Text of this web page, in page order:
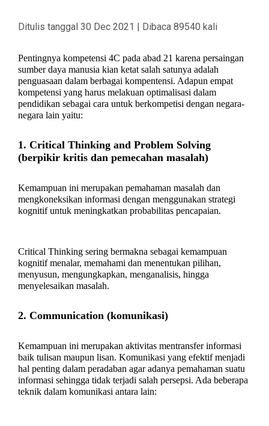
Ditulis tanggal 30 Dec 2021 | Dibaca 89540 kali
Pentingnya kompetensi 4C pada abad 21 karena persaingan
sumber daya manusia kian ketat salah satunya adalah
penguasaan dalam berbagai kompentensi. Adapun empat
kompetensi yang harus melakuan optimalisasi dalam
pendidikan sebagai cara untuk berkompetisi dengan negara-
negara lain yaitu:
1. Critical Thinking and Problem Solving
(berpikir kritis dan pemecahan masalah)
Kemampuan ini merupakan pemahaman masalah dan
mengkoneksikan informasi dengan menggunakan strategi
kognitif untuk meningkatkan probabilitas pencapaian.
Critical Thinking sering bermakna sebagai kemampuan
kognitif menalar, memahami dan menentukan pilihan,
menyusun, mengungkapkan, menganalisis, hingga
menyelesaikan masalah.
2. Communication (komunikasi)
Kemampuan ini merupakan aktivitas mentransfer informasi
baik tulisan maupun lisan. Komunikasi yang efektif menjadi
hal penting dalam peradaban agar adanya pemahaman suatu
informasi sehingga tidak terjadi salah persepsi. Ada beberapa
teknik dalam komunikasi antara lain: